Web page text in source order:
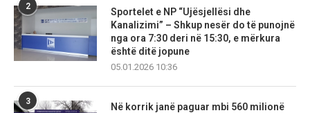
2
Sportelet e NP “Ujësjellësi dhe
Kanalizimi” – Shkup nesër do të punojnë
nga ora 7:30 deri në 15:30, e mërkura
është ditë jopune
05.01.2026 10:36
3
Në korrik janë paguar mbi 560 milionë